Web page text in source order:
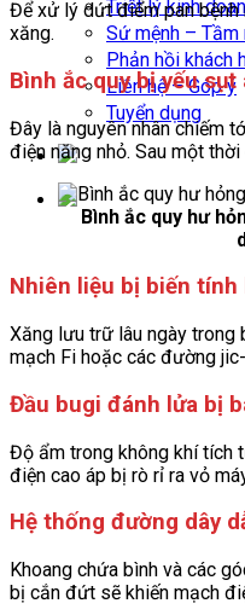
Triết lý kinh
Sứ mệnh – Tầm
Phản hồi khách
Liên hệ – Góp ý
Tuyển dụng
Để xử lý dứt điểm pan bệnh
xăng.
Bình ắc quy bị yếu
Đây là nguyên nhân chiếm
điện năng nhỏ. Sau một
Bình ắc quy hư
Nhiên liệu bị biến
Xăng lưu trữ lâu ngày trong
mạch Fi hoặc các đường
Đầu bugi đánh lửa bị
Độ ẩm trong không khí tích
điện cao áp bị rò rỉ ra vỏ
Hệ thống đường dây
Khoang chứa bình và các
bị cắn đứt sẽ khiến mạch